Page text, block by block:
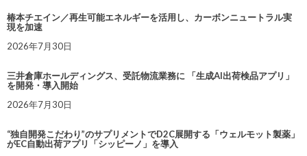
椿本チエイン／再生可能エネルギーを活用し、カーボンニュートラル実
現を加速
2026年7月30日
三井倉庫ホールディングス、受託物流業務に 「生成AI出荷検品アプリ」
を開発・導入開始
2026年7月30日
“独自開発こだわり”のサプリメントでD2C展開する「ウェルモット製薬」
がEC自動出荷アプリ「シッピーノ」を導入